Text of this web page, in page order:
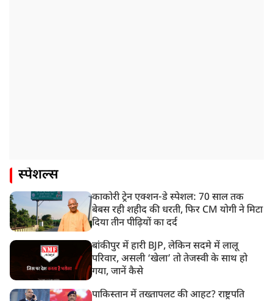
स्पेशल्स
काकोरी ट्रेन एक्शन-डे स्पेशल: 70 साल तक
बेबस रही शहीद की धरती, फिर CM योगी ने मिटा
दिया तीन पीढ़ियों का दर्द
बांकीपुर में हारी BJP, लेकिन सदमे में लालू
परिवार, असली ‘खेला’ तो तेजस्वी के साथ हो
गया, जानें कैसे
पाकिस्तान में तख्तापलट की आहट? राष्ट्रपति